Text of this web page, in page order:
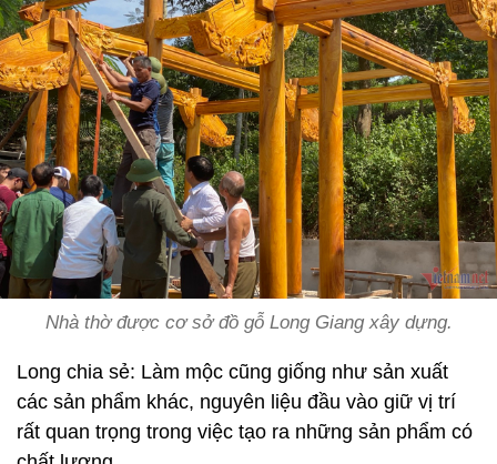
Nhà thờ được cơ sở đồ gỗ Long Giang xây dựng.
Long chia sẻ: Làm mộc cũng giống như sản xuất
các sản phẩm khác, nguyên liệu đầu vào giữ vị trí
rất quan trọng trong việc tạo ra những sản phẩm có